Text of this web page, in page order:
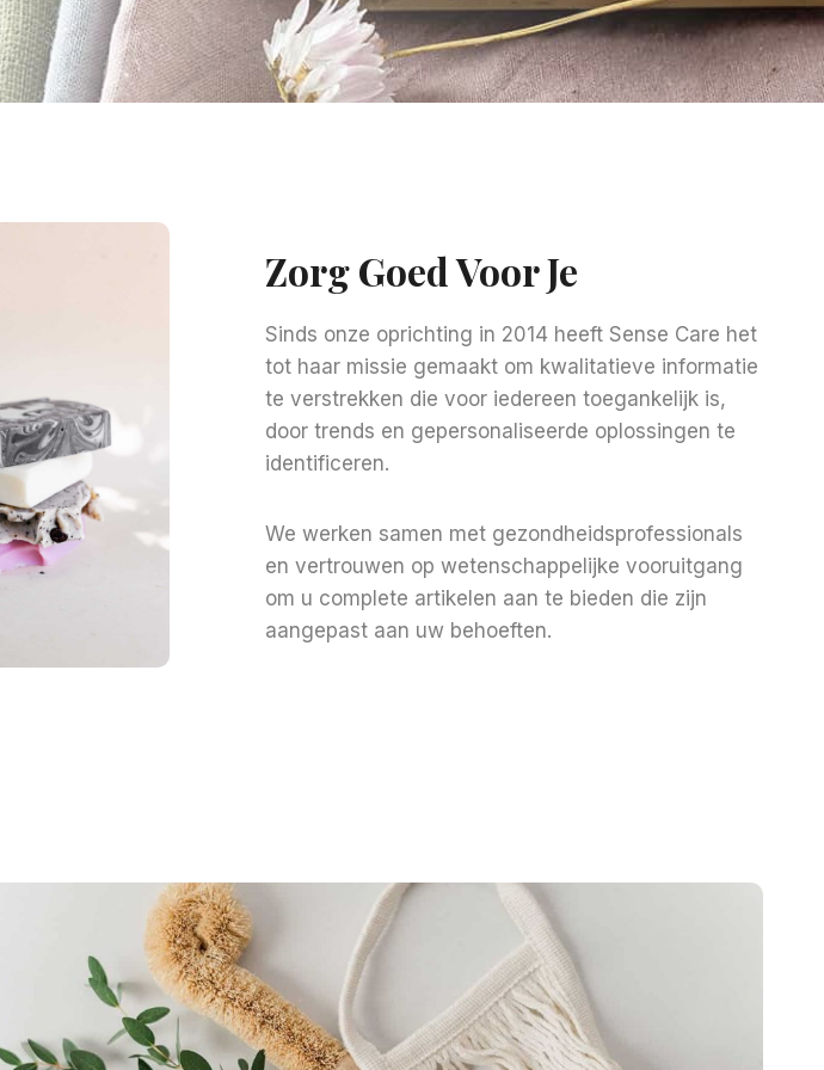
Zorg Goed Voor Je
Sinds onze oprichting in 2014 heeft Sense Care het
tot haar missie gemaakt om kwalitatieve informatie
te verstrekken die voor iedereen toegankelijk is,
door trends en gepersonaliseerde oplossingen te
identificeren.
We werken samen met gezondheidsprofessionals
en vertrouwen op wetenschappelijke vooruitgang
om u complete artikelen aan te bieden die zijn
aangepast aan uw behoeften.